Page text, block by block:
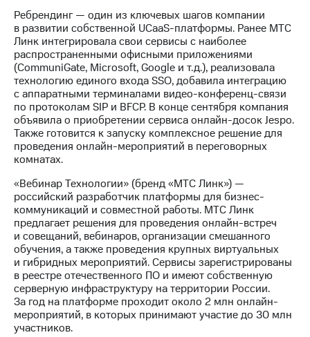
акций
Дивиденды
Рынок
облигаций
Описание
Еврооблигации-2023
Уведомление
о
погашении
именных
облигаций
Регистратор
Реквизиты
Контакты
развитие
деловая этика
На главную
Ребрендинг — один из ключевых шагов компании
в развитии собственной UCaaS-платформы. Ранее МТС
Линк интегрировала свои сервисы с наиболее
распространенными офисными приложениями
(CommuniGate, Microsoft, Google и т.д.), реализовала
технологию единого входа SSO, добавила интеграцию
с аппаратными терминалами видео-конференц-связи
по протоколам SIP и BFCP. В конце сентября компания
объявила о приобретении сервиса онлайн-досок Jespo.
Также готовится к запуску комплексное решение для
проведения онлайн-мероприятий в переговорных
комнатах.
«Вебинар Технологии» (бренд «МТС Линк») —
российский разработчик платформы для бизнес-
коммуникаций и совместной работы. МТС Линк
предлагает решения для проведения онлайн-встреч
и совещаний, вебинаров, организации смешанного
обучения, а также проведения крупных виртуальных
и гибридных мероприятий. Сервисы зарегистрированы
в реестре отечественного ПО и имеют собственную
серверную инфраструктуру на территории России.
За год на платформе проходит около 2 млн онлайн-
мероприятий, в которых принимают участие до 30 млн
участников.